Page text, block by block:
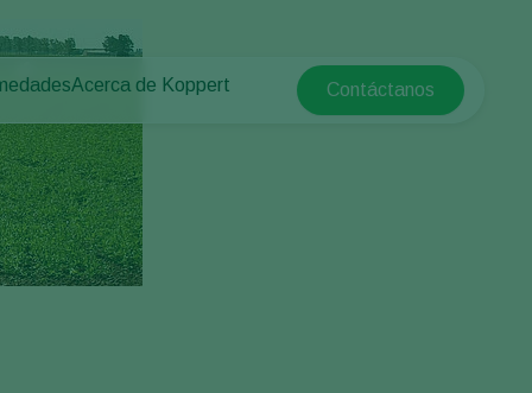
libre
las plantas
Acerca de Koppert
Acerca de Koppert
Novedades e información
Trabajar en Koppert
Contacto
Koppert Global
Contáctanos